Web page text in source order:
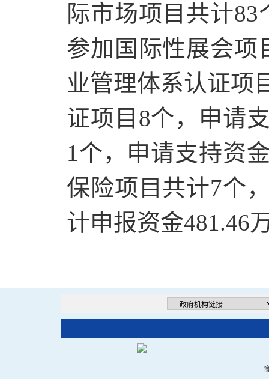
际市场项目共计83
参加国际性展会项
业管理体系认证项
证项目8个，申请
1个，申请支持资
保险项目共计7个
计申报资金481.46